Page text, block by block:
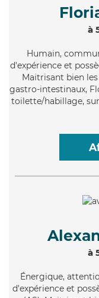
à
Humain,
d'expérience et
Maitrisant bien
gastro-intestinaux,
toilette/habillage,
à
Énergique,
d'expérience et